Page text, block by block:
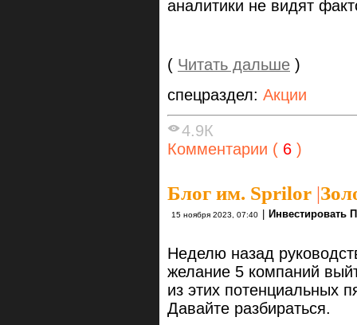
аналитики не видят
( Читать дальше )
спецраздел: Акции
4.9К
Комментарии ( 6 )
Блог им. Sprilor |
15 ноября 2023, 07:40 | Инвестировать
Неделю назад
желание 5 компаний
из этих потенциальных
Давайте разбираться.